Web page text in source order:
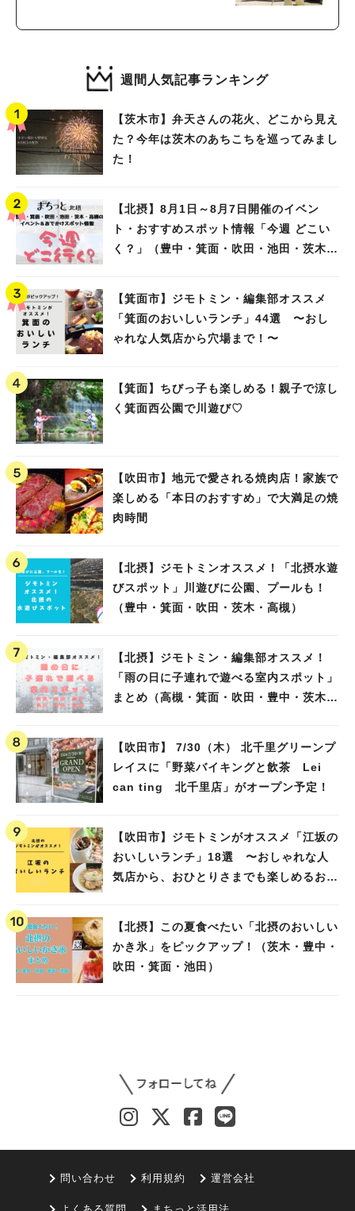
週間人気記事ランキング
【茨木市】弁天さんの花火、どこから見え
た？今年は茨木のあちこちを巡ってみまし
た！
【北摂】8月1日～8月7日開催のイベン
ト・おすすめスポット情報「今週 どこい
く？」（豊中・箕面・吹田・池田・茨木・
【箕面市】ジモトミン・編集部オススメ
「箕面のおいしいランチ」44選 〜おし
ゃれな人気店から穴場まで！〜
【箕面】ちびっ子も楽しめる！親子で涼し
く箕面西公園で川遊び♡
【吹田市】地元で愛される焼肉店！家族で
楽しめる「本日のおすすめ」で大満足の焼
肉時間
【北摂】ジモトミンオススメ！「北摂水遊
びスポット」川遊びに公園、プールも！
（豊中・箕面・吹田・茨木・高槻）
【北摂】ジモトミン・編集部オススメ！
「雨の日に子連れで遊べる室内スポット」
まとめ（高槻・箕面・吹田・豊中・茨木・
【吹田市】 7/30（木） 北千里グリーンプ
レイスに「野菜バイキングと飲茶 Lei
can ting 北千里店」がオープン予定！
【吹田市】ジモトミンがオススメ「江坂の
おいしいランチ」18選 〜おしゃれな人
気店から、おひとりさまでも楽しめるお店
【北摂】この夏食べたい「北摂のおいしい
かき氷」をピックアップ！（茨木・豊中・
吹田・箕面・池田）
問い合わせ 利用規約 運営会社